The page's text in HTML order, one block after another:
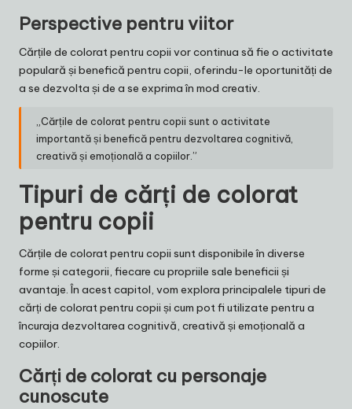
Perspective pentru viitor
Cărțile de colorat pentru copii vor continua să fie o activitate
populară și benefică pentru copii, oferindu-le oportunități de
a se dezvolta și de a se exprima în mod creativ.
„Cărțile de colorat pentru copii sunt o activitate
importantă și benefică pentru dezvoltarea cognitivă,
creativă și emoțională a copiilor.”
Tipuri de cărți de colorat
pentru copii
Cărțile de colorat pentru copii sunt disponibile în diverse
forme și categorii, fiecare cu propriile sale beneficii și
avantaje. În acest capitol, vom explora principalele tipuri de
cărți de colorat pentru copii și cum pot fi utilizate pentru a
încuraja dezvoltarea cognitivă, creativă și emoțională a
copiilor.
Cărți de colorat cu personaje
cunoscute